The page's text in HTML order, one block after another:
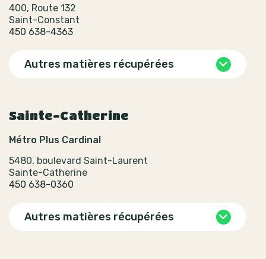
400, Route 132
Saint-Constant
450 638-4363
Autres matières récupérées
Sainte-Catherine
Métro Plus Cardinal
5480, boulevard Saint-Laurent
Sainte-Catherine
450 638-0360
Autres matières récupérées